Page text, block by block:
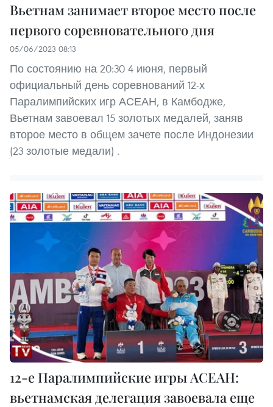
Вьетнам занимает второе место после
первого соревновательного дня
05/06/2023 08:13
По состоянию на 20:30 4 июня, первый
официальный день соревнований 12-х
Паралимпийских игр АСЕАН, в Камбодже,
Вьетнам завоевал 15 золотых медалей, заняв
второе место в общем зачете после Индонезии
(23 золотые медали) .
12-е Паралимпийские игры АСЕАН:
вьетнамская делегация завоевала еще